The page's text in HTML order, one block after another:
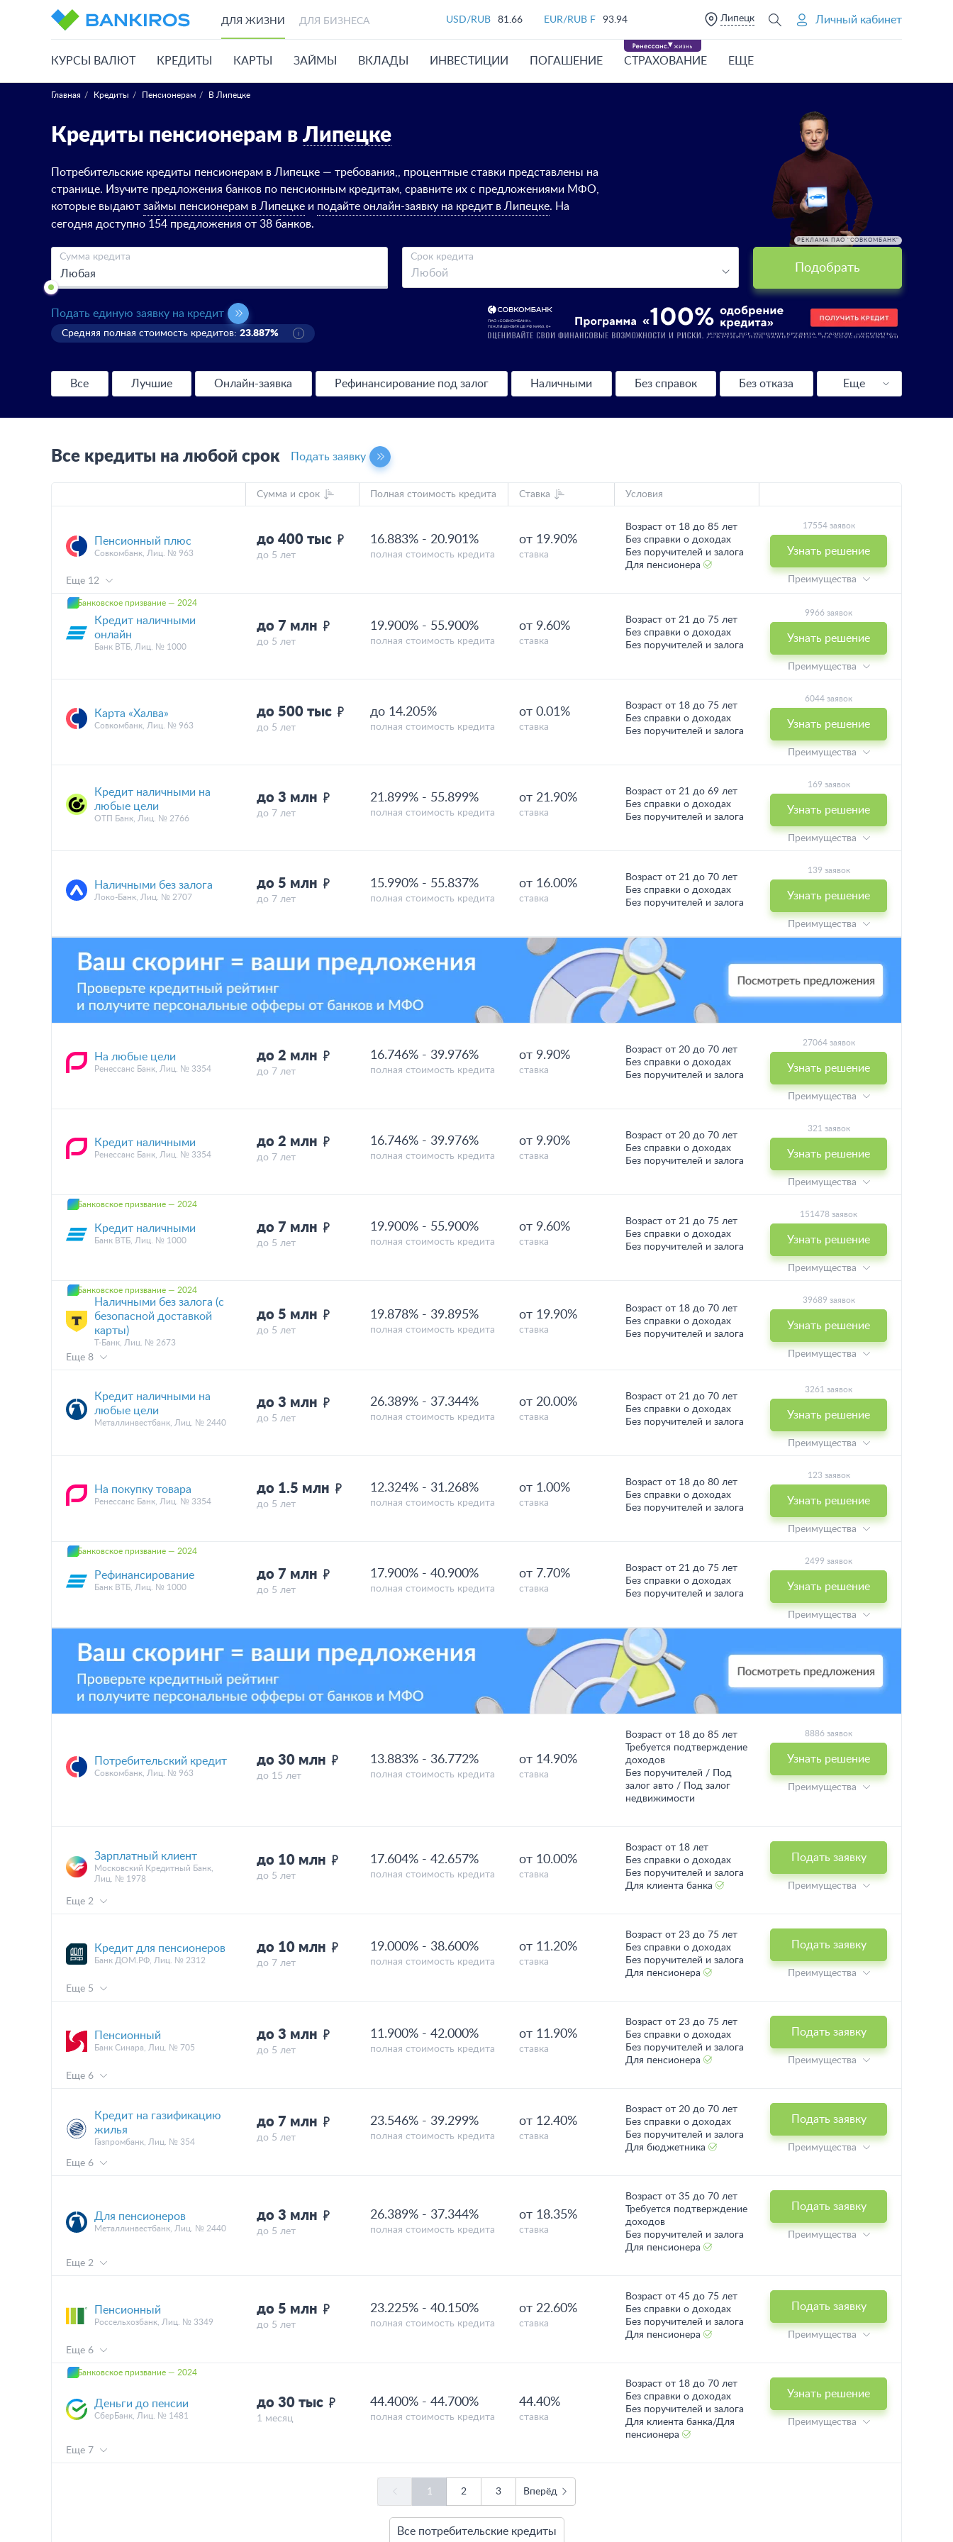
ДЛЯ ЖИЗНИ ДЛЯ БИЗНЕСА USD/RUB 81.66 EUR/RUB F 93.94 Липецк Личный кабинет
КУРСЫ ВАЛЮТ КРЕДИТЫ КАРТЫ ЗАЙМЫ ВКЛАДЫ ИНВЕСТИЦИИ ПОГАШЕНИЕ СТРАХОВАНИЕ ЕЩЕ
Главная Кредиты Пенсионерам В Липецке
Кредиты пенсионерам в Липецке
Потребительские кредиты пенсионерам в Липецке — требования,, процентные ставки представлены на
странице. Изучите предложения банков по пенсионным кредитам, сравните их с предложениями МФО,
которые выдают займы пенсионерам в Липецке и подайте онлайн-заявку на кредит в Липецке. На
сегодня доступно 154 предложения от 38 банков.
РЕКЛАМА ПАО "СОВКОМБАНК"
Сумма кредита Срок кредита
Любой Подобрать
Подать единую заявку на кредит
Средняя полная стоимость кредитов: 23.887%
Все Лучшие Онлайн-заявка Рефинансирование под залог Наличными Без справок Без отказа
Еще
Выгодные
Все кредиты на любой срок Подать заявку
Сумма и срок Полная стоимость кредита Ставка Условия
Пенсионный плюс
Совкомбанк, Лиц. № 963
до 400 тыс
до 5 лет
16.883% - 20.901%
полная стоимость кредита
от 19.90%
ставка
Возраст от 18 до 85 лет
Без справки о доходах
Без поручителей и залога
Для пенсионера
17554 заявок
Узнать решение
Преимущества
Еще 12
Банковское призвание — 2024
Кредит наличными
онлайн
Банк ВТБ, Лиц. № 1000
до 7 млн
до 5 лет
19.900% - 55.900%
полная стоимость кредита
от 9.60%
ставка
Возраст от 21 до 75 лет
Без справки о доходах
Без поручителей и залога
9966 заявок
Узнать решение
Преимущества
Карта «Халва»
Совкомбанк, Лиц. № 963
до 500 тыс
до 5 лет
до 14.205%
полная стоимость кредита
от 0.01%
ставка
Возраст от 18 до 75 лет
Без справки о доходах
Без поручителей и залога
6044 заявок
Узнать решение
Преимущества
Кредит наличными на
любые цели
ОТП Банк, Лиц. № 2766
до 3 млн
до 7 лет
21.899% - 55.899%
полная стоимость кредита
от 21.90%
ставка
Возраст от 21 до 69 лет
Без справки о доходах
Без поручителей и залога
169 заявок
Узнать решение
Преимущества
Наличными без залога
Локо-Банк, Лиц. № 2707
до 5 млн
до 7 лет
15.990% - 55.837%
полная стоимость кредита
от 16.00%
ставка
Возраст от 21 до 70 лет
Без справки о доходах
Без поручителей и залога
139 заявок
Узнать решение
Преимущества
На любые цели
Ренессанс Банк, Лиц. № 3354
до 2 млн
до 7 лет
16.746% - 39.976%
полная стоимость кредита
от 9.90%
ставка
Возраст от 20 до 70 лет
Без справки о доходах
Без поручителей и залога
27064 заявок
Узнать решение
Преимущества
Кредит наличными
Ренессанс Банк, Лиц. № 3354
до 2 млн
до 7 лет
16.746% - 39.976%
полная стоимость кредита
от 9.90%
ставка
Возраст от 20 до 70 лет
Без справки о доходах
Без поручителей и залога
321 заявок
Узнать решение
Преимущества
Банковское призвание — 2024
Кредит наличными
Банк ВТБ, Лиц. № 1000
до 7 млн
до 5 лет
19.900% - 55.900%
полная стоимость кредита
от 9.60%
ставка
Возраст от 21 до 75 лет
Без справки о доходах
Без поручителей и залога
151478 заявок
Узнать решение
Преимущества
Банковское призвание — 2024
Наличными без залога (с
безопасной доставкой
карты)
Т-Банк, Лиц. № 2673
до 5 млн
до 5 лет
19.878% - 39.895%
полная стоимость кредита
от 19.90%
ставка
Возраст от 18 до 70 лет
Без справки о доходах
Без поручителей и залога
39689 заявок
Узнать решение
Преимущества
Еще 8
Кредит наличными на
любые цели
Металлинвестбанк, Лиц. № 2440
до 3 млн
до 5 лет
26.389% - 37.344%
полная стоимость кредита
от 20.00%
ставка
Возраст от 21 до 70 лет
Без справки о доходах
Без поручителей и залога
3261 заявок
Узнать решение
Преимущества
На покупку товара
Ренессанс Банк, Лиц. № 3354
до 1.5 млн
до 5 лет
12.324% - 31.268%
полная стоимость кредита
от 1.00%
ставка
Возраст от 18 до 80 лет
Без справки о доходах
Без поручителей и залога
123 заявок
Узнать решение
Преимущества
Банковское призвание — 2024
Рефинансирование
Банк ВТБ, Лиц. № 1000
до 7 млн
до 5 лет
17.900% -40.900%
полная стоимость кредита
от 7.70%
ставка
Возраст от 21 до 75 лет
Без справки о доходах
Без поручителей и залога
2499 заявок
Узнать решение
Преимущества
Потребительский кредит
Совкомбанк, Лиц. № 963
до 30 млн
до 15 лет
13.883% - 36.772%
полная стоимость кредита
от 14.90%
ставка
Возраст от 18 до 85 лет
Требуется подтверждение
доходов
Без поручителей / Под
залог авто / Под залог
недвижимости
8886 заявок
Узнать решение
Преимущества
Зарплатный клиент
Московский Кредитный Банк,
Лиц. № 1978
до 10 млн
до 5 лет
17.604% -42.657%
полная стоимость кредита
от 10.00%
ставка
Возраст от 18 лет
Без справки о доходах
Без поручителей и залога
Для клиента банка
Подать заявку
Преимущества
Еще 2
Кредит для пенсионеров
Банк ДОМ.РФ, Лиц. № 2312
до 10 млн
до 7 лет
19.000% - 38.600%
полная стоимость кредита
от 11.20%
ставка
Возраст от 23 до 75 лет
Без справки о доходах
Без поручителей и залога
Для пенсионера
Подать заявку
Преимущества
Еще 5
Пенсионный
Банк Синара, Лиц. № 705
до 3 млн
до 5 лет
11.900% -42.000%
полная стоимость кредита
от 11.90%
ставка
Возраст от 23 до 75 лет
Без справки о доходах
Без поручителей и залога
Для пенсионера
Подать заявку
Преимущества
Еще 6
Кредит на газификацию
жилья
Газпромбанк, Лиц. № 354
до 7 млн
до 5 лет
23.546% - 39.299%
полная стоимость кредита
от 12.40%
ставка
Возраст от 20 до 70 лет
Без справки о доходах
Без поручителей и залога
Для бюджетника
Подать заявку
Преимущества
Еще 6
Для пенсионеров
Металлинвестбанк, Лиц. № 2440
до 3 млн
до 5 лет
26.389% - 37.344%
полная стоимость кредита
от 18.35%
ставка
Возраст от 35 до 70 лет
Требуется подтверждение
доходов
Без поручителей и залога
Для пенсионера
Подать заявку
Преимущества
Еще 2
Пенсионный
Россельхозбанк, Лиц. № 3349
до 5 млн
до 5 лет
23.225% -40.150%
полная стоимость кредита
от 22.60%
ставка
Возраст от 45 до 75 лет
Без справки о доходах
Без поручителей и залога
Для пенсионера
Подать заявку
Преимущества
Еще 6
Банковское призвание — 2024
Деньги до пенсии
СберБанк, Лиц. № 1481
до 30 тыс
1 месяц
44.400% -44.700%
полная стоимость кредита
44.40%
ставка
Возраст от 18 до 70 лет
Без справки о доходах
Без поручителей и залога
Для клиента банка/Для
пенсионера
Узнать решение
Преимущества
Еще 7
1 2 3 Вперёд
Все потребительские кредиты